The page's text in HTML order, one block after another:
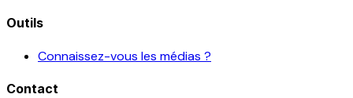
Outils
Connaissez-vous les médias ?
Contact